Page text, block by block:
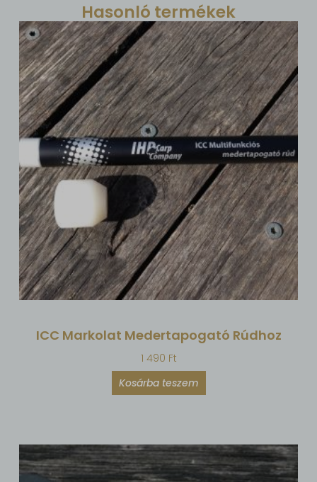
Hasonló termékek
ICC Markolat Medertapogató Rúdhoz
1 490 Ft
Kosárba teszem